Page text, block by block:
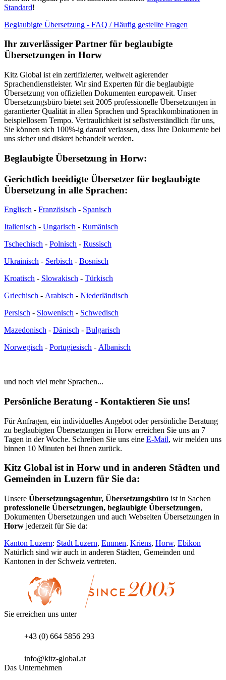
Standard!
Beglaubigte Übersetzung - FAQ / Häufig gestellte Fragen
Ihr zuverlässiger Partner für beglaubigte
Übersetzungen in Horw
Kitz Global ist ein zertifizierter, weltweit agierender
Sprachendienstleister. Wir sind Experten für die beglaubigte
Übersetzung von offiziellen Dokumenten europaweit. Unser
Übersetzungsbüro bietet seit 2005 professionelle Übersetzungen in
garantierter Qualität in allen Sprachen und Sprachkombinationen in
beispiellosem Tempo. Vertraulichkeit ist selbstverständlich für uns,
Sie können sich 100%-ig darauf verlassen, dass Ihre Dokumente bei
uns sicher und diskret behandelt werden.
Beglaubigte Übersetzung in Horw:
Gerichtlich beeidigte Übersetzer für beglaubigte
Übersetzung in alle Sprachen:
Englisch - Französisch - Spanisch
Italienisch - Ungarisch - Rumänisch
Tschechisch - Polnisch - Russisch
Ukrainisch - Serbisch - Bosnisch
Kroatisch - Slowakisch - Türkisch
Griechisch - Arabisch - Niederländisch
Persisch - Slowenisch - Schwedisch
Mazedonisch - Dänisch - Bulgarisch
Norwegisch - Portugiesisch - Albanisch
und noch viel mehr Sprachen...
Persönliche Beratung - Kontaktieren Sie uns!
Für Anfragen, ein individuelles Angebot oder persönliche Beratung
zu beglaubigten Übersetzungen in Horw erreichen Sie uns an 7
Tagen in der Woche. Schreiben Sie uns eine E-Mail, wir melden uns
binnen 10 Minuten bei Ihnen zurück.
Kitz Global ist in Horw und in anderen Städten und
Gemeinden in Luzern für Sie da:
Unsere Übersetzungsagentur, Übersetzungsbüro ist in Sachen
professionelle Übersetzungen, beglaubigte Übersetzungen,
Dokumenten Übersetzungen und auch Webseiten Übersetzungen in
Horw jederzeit für Sie da:
Kanton Luzern: Stadt Luzern, Emmen, Kriens, Horw, Ebikon
Natürlich sind wir auch in anderen Städten, Gemeinden und
Kantonen in der Schweiz vertreten.
Sie erreichen uns unter
+43 (0) 664 5856 293
info@kitz-global.at
Das Unternehmen